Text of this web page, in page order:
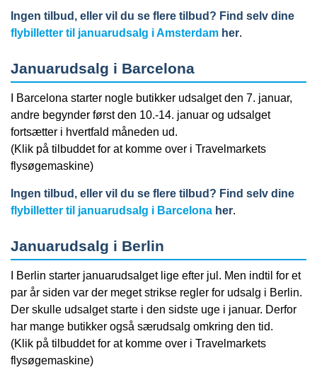
Ingen tilbud, eller vil du se flere tilbud? Find selv dine
flybilletter til januarudsalg i Amsterdam her.
Januarudsalg i Barcelona
I Barcelona starter nogle butikker udsalget den 7. januar,
andre begynder først den 10.-14. januar og udsalget
fortsætter i hvertfald måneden ud.
(Klik på tilbuddet for at komme over i Travelmarkets
flysøgemaskine)
Ingen tilbud, eller vil du se flere tilbud? Find selv dine
flybilletter til januarudsalg i Barcelona her.
Januarudsalg i Berlin
I Berlin starter januarudsalget lige efter jul. Men indtil for et
par år siden var der meget strikse regler for udsalg i Berlin.
Der skulle udsalget starte i den sidste uge i januar. Derfor
har mange butikker også særudsalg omkring den tid.
(Klik på tilbuddet for at komme over i Travelmarkets
flysøgemaskine)